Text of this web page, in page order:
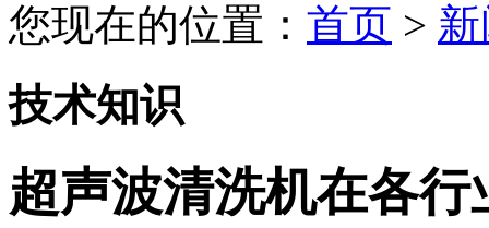
您现在的位置： 首页 >
技术知识
超声波清洗机在各行